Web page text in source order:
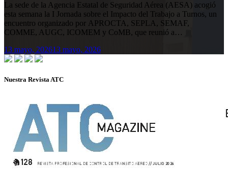
La sede de la Agencia Estatal de Seguridad Aérea (AESA) acogió
esta semana la I Jornada sobre el Impacto del Trabajo a Turnos, un
encuentro organizado por APROCTA, SEPLA, SEMAF,
COMME, AUGC, ICOMEM y CoMB, que reunió a…
13 mayo, 202613 mayo, 2026
Nuestra Revista ATC